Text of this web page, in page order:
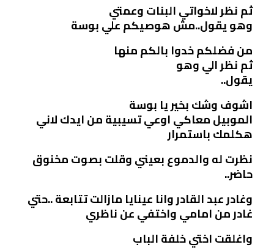
ثم نظر لاخواتي البنات وعمتي
وهو يقول..مش هوصيكم علي بوسة
من فضلكم خدوا بالكم منها
ثم نظر الي وهو
يقول..
اشوف وشك بخير يا بوسة
الموبيل معاكي اوعي تسيبية من ايدك لاني
هكلمك باستمرار
نظرت له والدموع بعيني وقلت بصوت مخنوق
حاضر..
وغادر عبد القادر وانا عينايا مازالت تتابعة ..حتي
غادر من امامي واختفي عن ناظري
واغلقت اختي خلفة الباب